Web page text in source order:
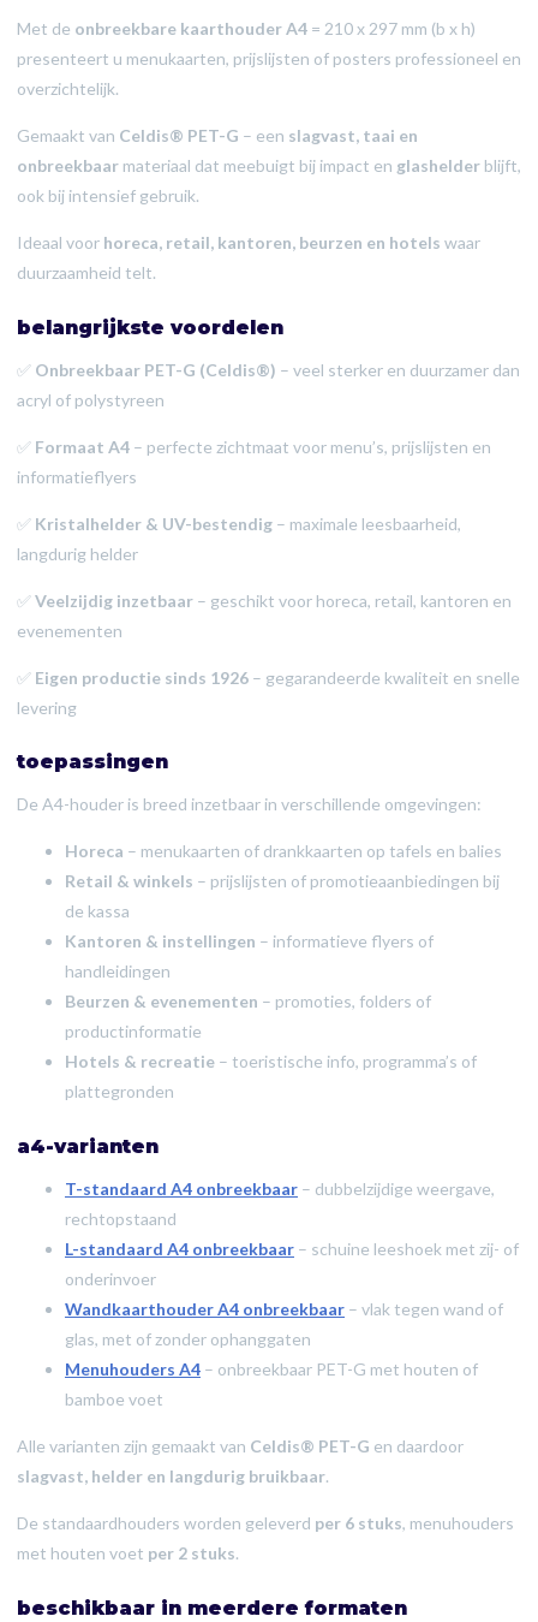
Met de onbreekbare kaarthouder A4 = 210 x 297 mm (b x h)
presenteert u menukaarten, prijslijsten of posters professioneel en
overzichtelijk.
Gemaakt van Celdis® PET-G – een slagvast, taai en
onbreekbaar materiaal dat meebuigt bij impact en glashelder blijft,
ook bij intensief gebruik.
Ideaal voor horeca, retail, kantoren, beurzen en hotels waar
duurzaamheid telt.
belangrijkste voordelen
✅ Onbreekbaar PET-G (Celdis®) – veel sterker en duurzamer dan
acryl of polystyreen
✅ Formaat A4 – perfecte zichtmaat voor menu’s, prijslijsten en
informatieflyers
✅ Kristalhelder & UV-bestendig – maximale leesbaarheid,
langdurig helder
✅Veelzijdig inzetbaar – geschikt voor horeca, retail, kantoren en
evenementen
✅ Eigen productie sinds 1926 – gegarandeerde kwaliteit en snelle
levering
toepassingen
De A4-houder is breed inzetbaar in verschillende omgevingen:
Horeca – menukaarten of drankkaarten op tafels en balies
Retail & winkels – prijslijsten of promotieaanbiedingen bij
de kassa
Kantoren & instellingen – informatieve flyers of
handleidingen
Beurzen & evenementen – promoties, folders of
productinformatie
Hotels & recreatie – toeristische info, programma’s of
plattegronden
a4-varianten
T-standaard A4 onbreekbaar – dubbelzijdige weergave,
rechtopstaand
L-standaard A4 onbreekbaar – schuine leeshoek met zij- of
onderinvoer
Wandkaarthouder A4 onbreekbaar – vlak tegen wand of
glas, met of zonder ophanggaten
Menuhouders A4 – onbreekbaar PET-G met houten of
bamboe voet
Alle varianten zijn gemaakt van Celdis® PET-G en daardoor
slagvast, helder en langdurig bruikbaar.
De standaardhouders worden geleverd per 6 stuks, menuhouders
met houten voet per 2 stuks.
beschikbaar in meerdere formaten